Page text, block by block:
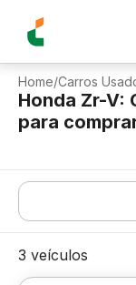
Home/Carros
Honda Zr-V:
para
3 veículos